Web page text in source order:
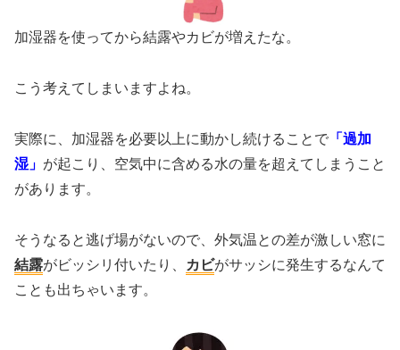
加湿器を使ってから結露やカビが増えたな。
こう考えてしまいますよね。
実際に、加湿器を必要以上に動かし続けることで 「過加
湿」 が起こり、空気中に含める水の量を超えてしまうこと
があります。
そうなると逃げ場がないので、外気温との差が激しい窓に
結露がビッシリ付いたり、 カビがサッシに発生するなんて
ことも出ちゃいます。